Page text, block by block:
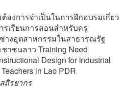
องการจำเป็นในการฝึกอบรมเกี่ยว
เรียนการสอนสำหรับครู
างอุตสาหกรรมในสาธารณรัฐ
าชนลาว Training Need
Design for Industrial
in Lao PDR
ถิรยากร